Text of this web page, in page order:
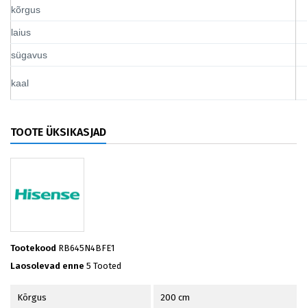
kõrgus
laius
sügavus
kaal
TOOTE ÜKSIKASJAD
Tootekood RB645N4BFE1
Laosolevad enne 5 Tooted
Kõrgus 200 cm